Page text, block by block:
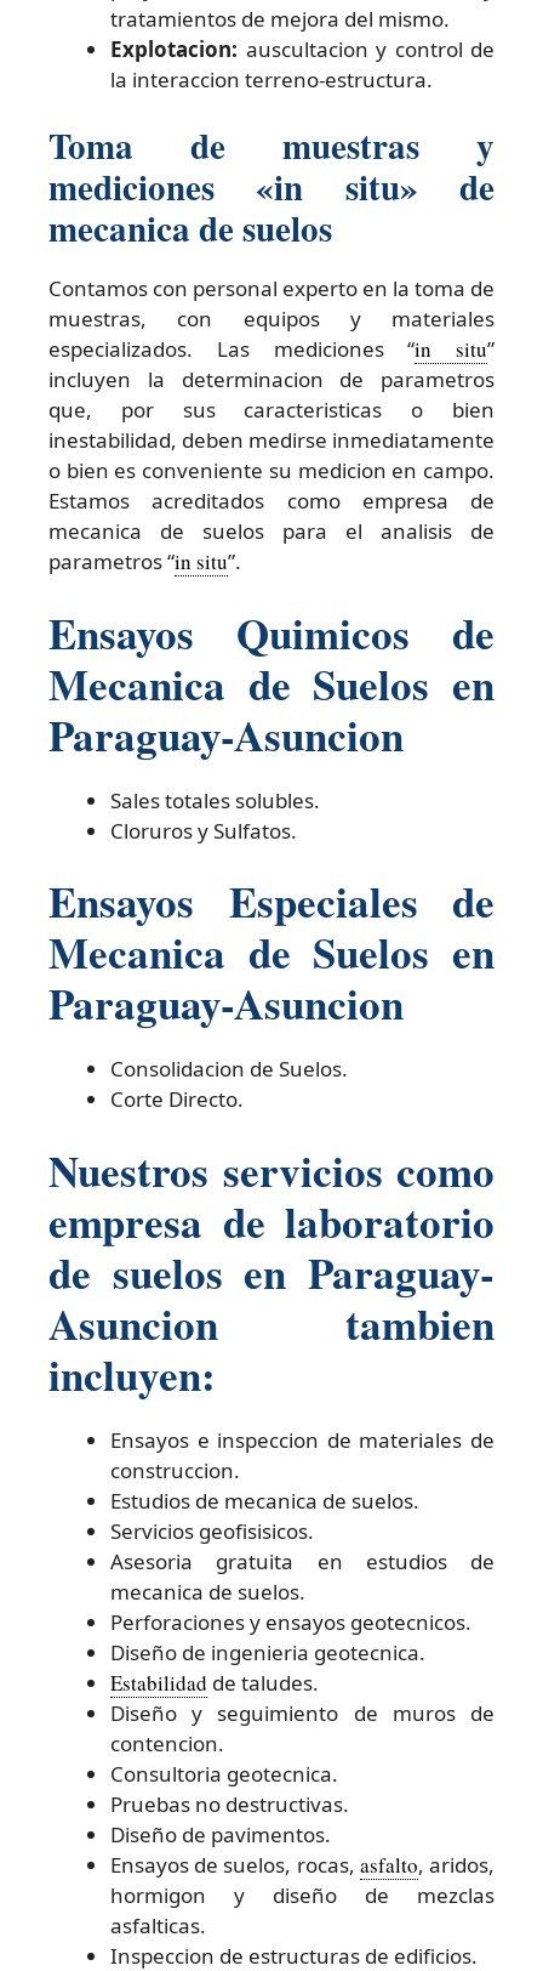
tratamientos de mejora del mismo.
Explotacion: auscultacion y control de
la interaccion terreno-estructura.
Toma de muestras y
mediciones «in situ» de
mecanica de suelos
Contamos con personal experto en la toma de
muestras, con equipos y materiales
especializados. Las mediciones “in situ”
incluyen la determinacion de parametros
que, por sus caracteristicas o bien
inestabilidad, deben medirse inmediatamente
o bien es conveniente su medicion en campo.
Estamos acreditados como empresa de
mecanica de suelos para el analisis de
parametros “in situ”.
Ensayos Quimicos de
Mecanica de Suelos en
Paraguay-Asuncion
Sales totales solubles.
Cloruros y Sulfatos.
Ensayos Especiales de
Mecanica de Suelos en
Paraguay-Asuncion
Consolidacion de Suelos.
Corte Directo.
Nuestros servicios como
empresa de laboratorio
de suelos en Paraguay-
Asuncion tambien
incluyen:
Ensayos e inspeccion de materiales de
construccion.
Estudios de mecanica de suelos.
Servicios geofisisicos.
Asesoria gratuita en estudios de
mecanica de suelos.
Perforaciones y ensayos geotecnicos.
Diseño de ingenieria geotecnica.
Estabilidad de taludes.
Diseño y seguimiento de muros de
contencion.
Consultoria geotecnica.
Pruebas no destructivas.
Diseño de pavimentos.
Ensayos de suelos, rocas, asfalto, aridos,
hormigon y diseño de mezclas
asfalticas.
Inspeccion de estructuras de edificios.